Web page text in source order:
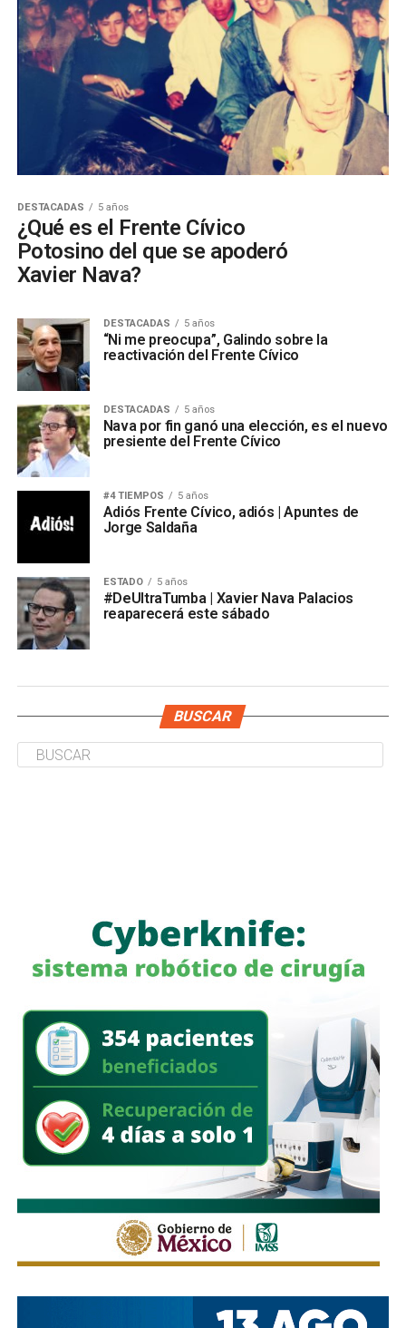
DESTACADAS 5 años
¿Qué es el Frente Cívico
Potosino del que se apoderó
Xavier Nava?
DESTACADAS 5 años
“Ni me preocupa”, Galindo sobre la
reactivación del Frente Cívico
DESTACADAS 5 años
Nava por fin ganó una elección, es el nuevo
presiente del Frente Cívico
#4 TIEMPOS 5 años
Adiós Frente Cívico, adiós | Apuntes de
Jorge Saldaña
ESTADO 5 años
#DeUltraTumba | Xavier Nava Palacios
reaparecerá este sábado
BUSCAR